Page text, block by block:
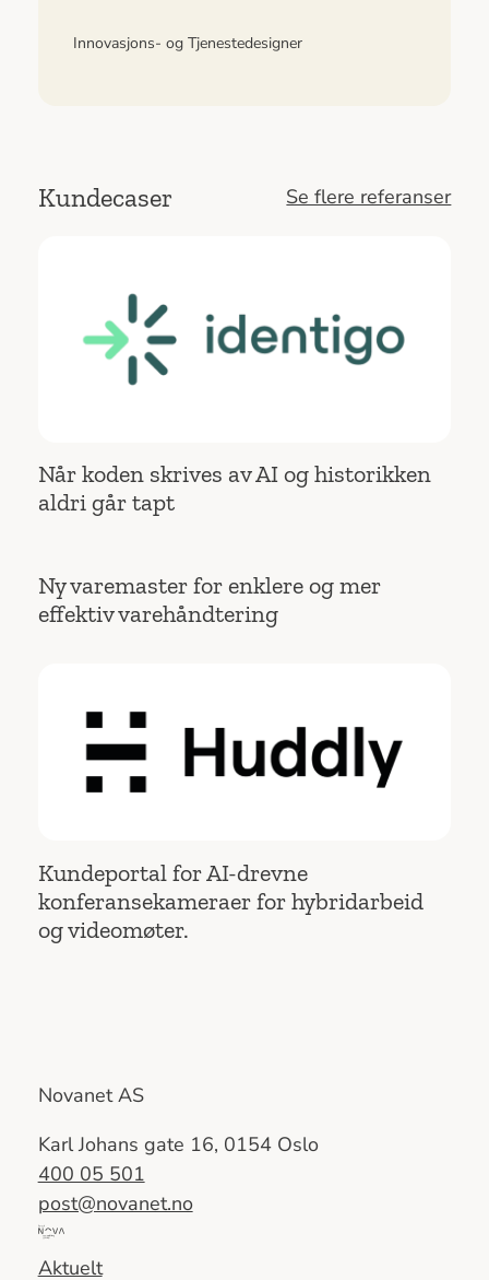
Innovasjons- og Tjenestedesigner
Kundecaser Se flere referanser
Når koden skrives av AI og historikken
aldri går tapt
Ny varemaster for enklere og mer
effektiv varehåndtering
Kundeportal for AI-drevne
konferansekameraer for hybridarbeid
og videomøter.
Novanet AS
Karl Johans gate 16, 0154 Oslo
400 05 501
post@novanet.no
Del
av
Aktuelt